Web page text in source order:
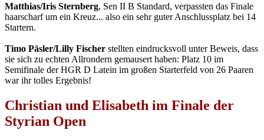
Matthias/Iris Sternberg, Sen II B Standard, verpassten das Finale
haarscharf um ein Kreuz... also ein sehr guter Anschlussplatz bei 14
Startern.
Timo Päsler/Lilly Fischer stellten eindrucksvoll unter Beweis, dass
sie sich zu echten Allrondern gemausert haben: Platz 10 im
Semifinale der HGR D Latein im großen Starterfeld von 26 Paaren
war ihr tolles Ergebnis!
Christian und Elisabeth im Finale der
Styrian Open